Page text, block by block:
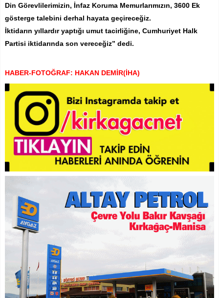
Din Görevlilerimizin, İnfaz Koruma Memurlarımızın, 3600 Ek
gösterge talebini derhal hayata geçireceğiz.
İktidarın yıllardır yaptığı umut tacirliğine, Cumhuriyet Halk
Partisi iktidarında son vereceğiz” dedi.
HABER-FOTOĞRAF: HAKAN DEMİR(İHA)